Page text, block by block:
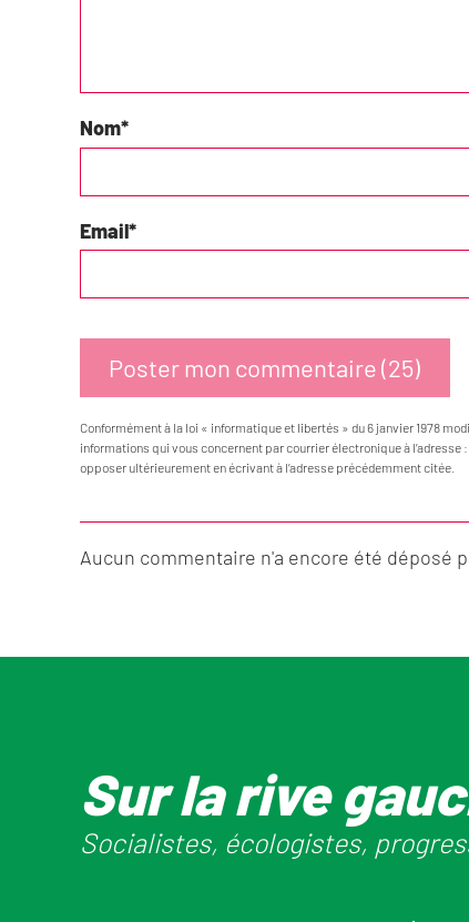
Nom*
Email*
Conformément à la loi « informatique et libertés » du 6 janvier 1978
informations qui vous concernent par courrier électronique à
opposer ultérieurement en écrivant à l’adresse précédemment citée.
Aucun commentaire n'a encore été déposé
Sur la rive
Socialistes, écologistes,